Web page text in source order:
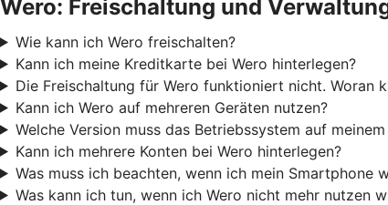
Wero: Freischaltung und
Wie kann ich Wero freischalten?
Kann ich meine Kreditkarte bei Wero hinterlegen?
Die Freischaltung für Wero funktioniert nicht. Woran
Kann ich Wero auf mehreren Geräten nutzen?
Welche Version muss das Betriebssystem auf
Kann ich mehrere Konten bei Wero hinterlegen?
Was muss ich beachten, wenn ich mein Smartphone
Was kann ich tun, wenn ich Wero nicht mehr nutzen